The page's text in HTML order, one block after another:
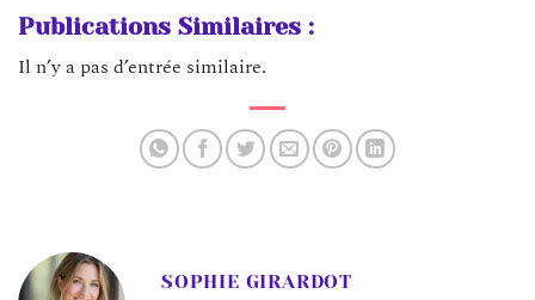
Publications Similaires :
Il n’y a pas d’entrée similaire.
SOPHIE GIRARDOT